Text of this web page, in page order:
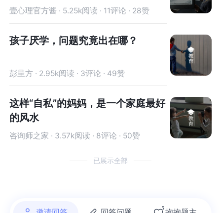
容。如果你还觉得困惑，可以找你信赖的人聊一
师聊一聊，都能够让你的困惑，得到一定的梳理，
让你内在更加的清朗，知道自己究竟想要的是什
么，要怎么做。希望我的回答对你有帮助，祝福你
越来越好！
以找你信赖的人聊一聊，你也可以找平台的倾听师
惑，得到一定的梳理，让你内在更加的清朗，知道
自己究竟想要的是什么，要怎么做。希望我的回答
扔？你可以想一想，以你对妈妈和家人的了解，如
果你希望扔掉一些东西，你就自己决定扔掉，并且
发生什么事情？妈妈会说什么，做什么？其他的家
人会说什么做什么呢？最糟糕的后果是什么？你会
如何应对最早的后果呢？多半可能会发生激烈的冲
突，但最终还是会回到一个稳态，哪怕是岌岌可危
就行动了，不再等待其他人的许可。当然，你的要
求不能影响其他人，判断标准是，这件事的后果需
要谁来承担，如果一个要求的后果需要其他人来承
行动。如果一件事的后果不用其他人承担，哪怕是
感，那可以先从你自己的房间开始，并且明确告诉
想一想，以你对妈妈和家人的了解，如果你希望扔
掉一些东西，你就自己决定扔掉，并且做出了具体
情？妈妈会说什么，做什么？其他的家人会说什么
做什么呢？最糟糕的后果是什么？你会如何应对最
早的后果呢？多半可能会发生激烈的冲突，但最终
还是会回到一个稳态，哪怕是岌岌可危的稳态。也
不再等待其他人的许可。当然，你的要求不能影响
其他人，判断标准是，这件事的后果需要谁来承
担，如果一个要求的后果需要其他人来承担，那就
果一件事的后果不用其他人承担，哪怕是其他人看
以先从你自己的房间开始，并且明确告诉家里其他
壹心理官方酱 · 5.25k阅读 · 11评论 · 28赞
孩子厌学，问题究竟出在哪？
彭呈方 · 2.95k阅读 · 3评论 · 49赞
这样“自私”的妈妈，是一个家庭最好
的风水
咨询师之家 · 3.57k阅读 · 8评论 · 50赞
已展示全部
5